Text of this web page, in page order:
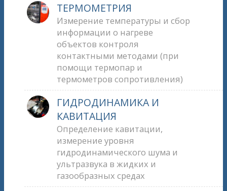
ТЕРМОМЕТРИЯ
Измерение температуры и сбор
информации о нагреве
объектов контроля
контактными методами (при
помощи термопар и
термометров сопротивления)
ГИДРОДИНАМИКА И
КАВИТАЦИЯ
Определение кавитации,
измерение уровня
гидродинамического шума и
ультразвука в жидких и
газообразных средах